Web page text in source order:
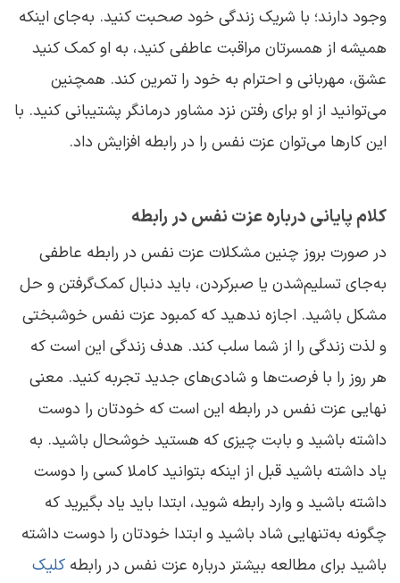
وجود دارند؛ با شریک زندگی خود صحبت کنید. به‌جای اینکه
همیشه از همسرتان مراقبت عاطفی کنید، به او کمک کنید
عشق، مهربانی و احترام به خود را تمرین کند. همچنین
می‌توانید از او برای رفتن نزد مشاور درمانگر پشتیبانی کنید. با
این کار‌ها می‌توان عزت نفس را در رابطه افزایش داد.
کلام پایانی درباره عزت نفس در رابطه
در صورت بروز چنین مشکلات عزت نفس در رابطه عاطفی
به‌جای تسلیم‌شدن یا صبرکردن، باید دنبال کمک‌گرفتن و حل
مشکل باشید. اجازه ندهید که کمبود عزت نفس خوشبختی
و لذت زندگی را از شما سلب کند. هدف زندگی این است که
هر روز را با فرصت‌ها و شادی‌های جدید تجربه کنید. معنی
نهایی عزت نفس در رابطه این است که خودتان را دوست
داشته باشید و بابت چیزی که هستید خوشحال باشید. به
یاد داشته باشید قبل از اینکه بتوانید کاملا کسی را دوست
داشته باشید و وارد رابطه شوید، ابتدا باید یاد بگیرید که
چگونه به‌تنهایی شاد باشید و ابتدا خودتان را دوست داشته
باشید برای مطالعه بیشتر درباره عزت نفس در رابطه کلیک